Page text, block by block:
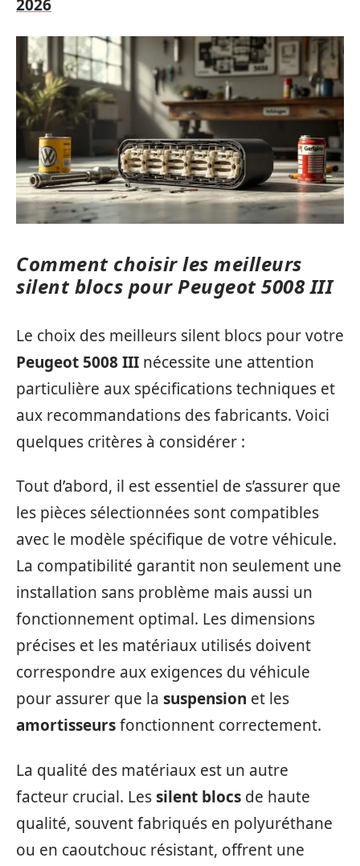
2026
Comment choisir les meilleurs
silent blocs pour Peugeot 5008 III
Le choix des meilleurs silent blocs pour votre
Peugeot 5008 III nécessite une attention
particulière aux spécifications techniques et
aux recommandations des fabricants. Voici
quelques critères à considérer :
Tout d’abord, il est essentiel de s’assurer que
les pièces sélectionnées sont compatibles
avec le modèle spécifique de votre véhicule.
La compatibilité garantit non seulement une
installation sans problème mais aussi un
fonctionnement optimal. Les dimensions
précises et les matériaux utilisés doivent
correspondre aux exigences du véhicule
pour assurer que la suspension et les
amortisseursfonctionnent correctement.
La qualité des matériaux est un autre
facteur crucial. Lessilent blocs de haute
qualité, souvent fabriqués en polyuréthane
ou en caoutchouc résistant, offrent une